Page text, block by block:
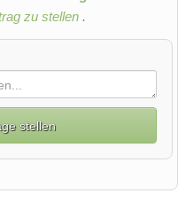
zu stellen .
stellen